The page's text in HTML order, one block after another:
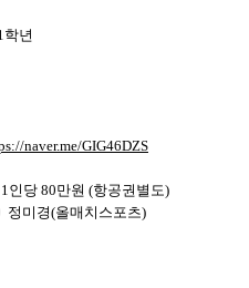
학년
naver.me/GIG46DZS
인당 80만원 (항공권별도)
정미경(올매치스포츠)